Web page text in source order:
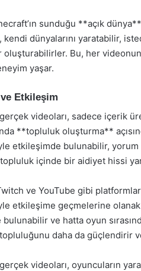
sunduğu **açık
kendi dünyalarını yaratabilir,
oluşturabilirler. Bu, her
yaşar.
Etkileşim
videoları, sadece içerik
**topluluk oluşturma**
etkileşimde bulunabilir,
içinde bir aidiyet hissi
ve YouTube gibi
etkileşime geçmelerine
ve hatta oyun
daha da güçlendirir
videoları, oyuncuların